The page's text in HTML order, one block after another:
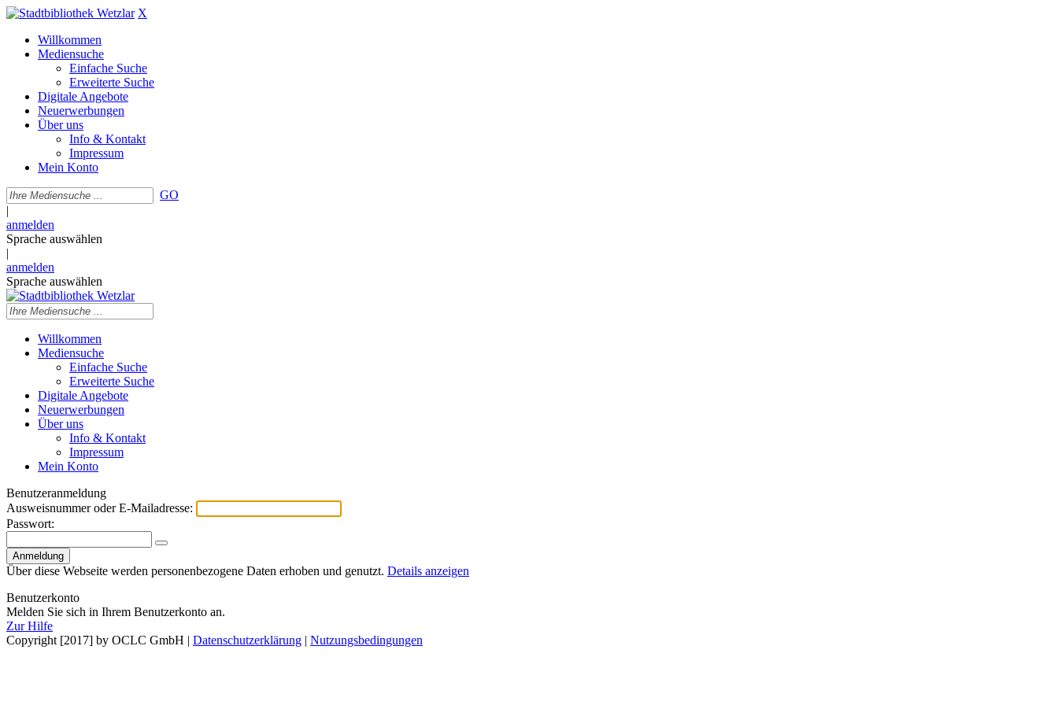
X
Willkommen
Mediensuche
Einfache Suche
Erweiterte Suche
Digitale Angebote
Neuerwerbungen
Über uns
Info & Kontakt
Impressum
Mein Konto
GO
|
anmelden
Sprache auswählen
|
anmelden
Sprache auswählen
Willkommen
Mediensuche
Einfache Suche
Erweiterte Suche
Digitale Angebote
Neuerwerbungen
Über uns
Info & Kontakt
Impressum
Mein Konto
Benutzeranmeldung
Ausweisnummer oder E-Mailadresse:
Passwort:
Über diese Webseite werden personenbezogene Daten erhoben und genutzt. Details anzeigen
Benutzerkonto
Melden Sie sich in Ihrem Benutzerkonto an.
Zur Hilfe
Copyright [2017] by OCLC GmbH | Datenschutzerklärung | Nutzungsbedingungen